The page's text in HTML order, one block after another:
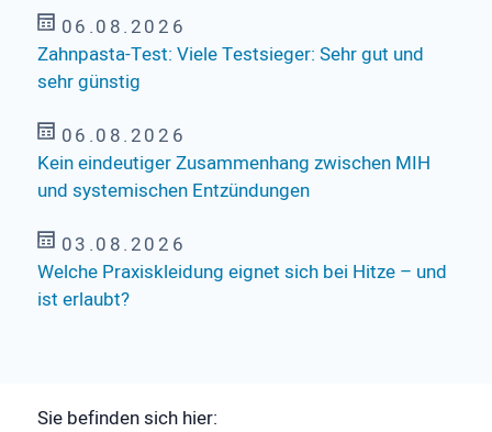
06.08.2026
Zahnpasta-Test: Viele Testsieger: Sehr gut und
sehr günstig
06.08.2026
Kein eindeutiger Zusammenhang zwischen MIH
und systemischen Entzündungen
03.08.2026
Welche Praxiskleidung eignet sich bei Hitze – und
ist erlaubt?
Sie befinden sich hier: